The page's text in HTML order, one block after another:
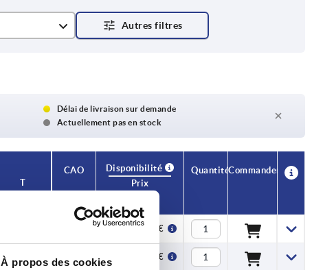
À propos des cookies
Délai de livraison sur demande
Actuellement pas en stock
T
CAO
Disponibilité
Prix
QuantitéCommander
10,81 €
10,81 €